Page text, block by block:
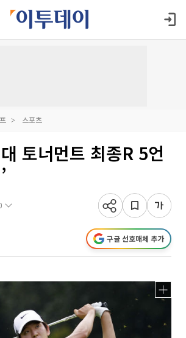
스포츠
토너먼트 최종R 5언
구글 선호매체 추가